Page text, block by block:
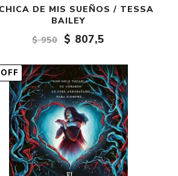
DE MIS SUEÑOS / TESSA
BAILEY
$ 950
$ 807,5